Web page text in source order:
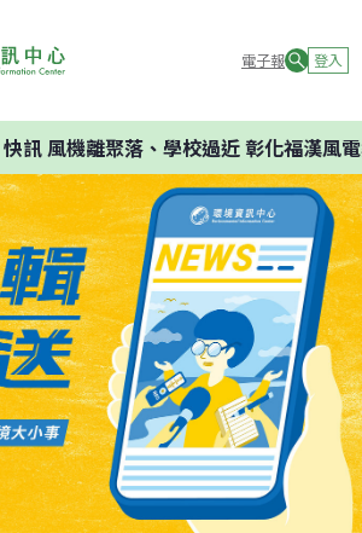
電子報 登入
快訊風機離聚落、學校過近 彰化福漢風電